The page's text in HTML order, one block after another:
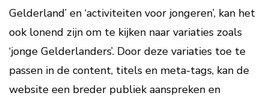
Gelderland’ en ‘activiteiten voor jongeren’, kan het
ook lonend zijn om te kijken naar variaties zoals
‘jonge Gelderlanders’. Door deze variaties toe te
passen in de content, titels en meta-tags, kan de
website een breder publiek aanspreken en